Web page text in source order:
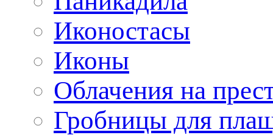
Иконостасы
Иконы
Облачения на
Гробницы для